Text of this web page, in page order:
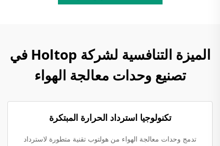
الميزة التنافسية لشركة Holtop في
تصنيع وحدات معالجة الهواء
تكنولوجيا استرداد الحرارة المبتكرة
تدمج وحدات معالجة الهواء من هولتوب تقنية متطورة لاسترداد